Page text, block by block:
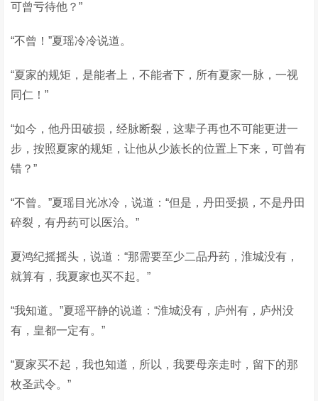
可曾亏待他？”
“不曾！”夏瑶冷冷说道。
“夏家的规矩，是能者上，不能者下，所有夏家一脉，一视
同仁！”
“如今，他丹田破损，经脉断裂，这辈子再也不可能更进一
步，按照夏家的规矩，让他从少族长的位置上下来，可曾有
错？”
“不曾。”夏瑶目光冰冷，说道：“但是，丹田受损，不是丹田
碎裂，有丹药可以医治。”
夏鸿纪摇摇头，说道：“那需要至少二品丹药，淮城没有，
就算有，我夏家也买不起。”
“我知道。”夏瑶平静的说道：“淮城没有，庐州有，庐州没
有，皇都一定有。”
“夏家买不起，我也知道，所以，我要母亲走时，留下的那
枚圣武令。”